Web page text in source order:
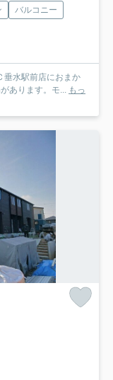
バルコニー
垂水駅前店におまか
あります。モ... もっ